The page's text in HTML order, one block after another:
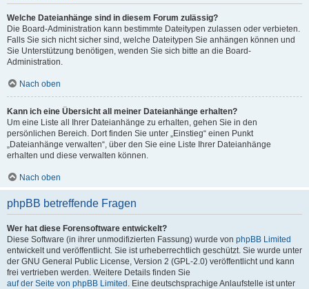
Welche Dateianhänge sind in diesem Forum zulässig?
Die Board-Administration kann bestimmte Dateitypen zulassen oder verbieten.
Falls Sie sich nicht sicher sind, welche Dateitypen Sie anhängen können und
Sie Unterstützung benötigen, wenden Sie sich bitte an die Board-
Administration.
Nach oben
Kann ich eine Übersicht all meiner Dateianhänge erhalten?
Um eine Liste all Ihrer Dateianhänge zu erhalten, gehen Sie in den
persönlichen Bereich. Dort finden Sie unter „Einstieg“ einen Punkt
„Dateianhänge verwalten“, über den Sie eine Liste Ihrer Dateianhänge
erhalten und diese verwalten können.
Nach oben
phpBB betreffende Fragen
Wer hat diese Forensoftware entwickelt?
Diese Software (in ihrer unmodifizierten Fassung) wurde von phpBB Limited
entwickelt und veröffentlicht. Sie ist urheberrechtlich geschützt. Sie wurde unter
der GNU General Public License, Version 2 (GPL-2.0) veröffentlicht und kann
frei vertrieben werden. Weitere Details finden Sie
auf der Seite von phpBB Limited . Eine deutschsprachige Anlaufstelle ist unter